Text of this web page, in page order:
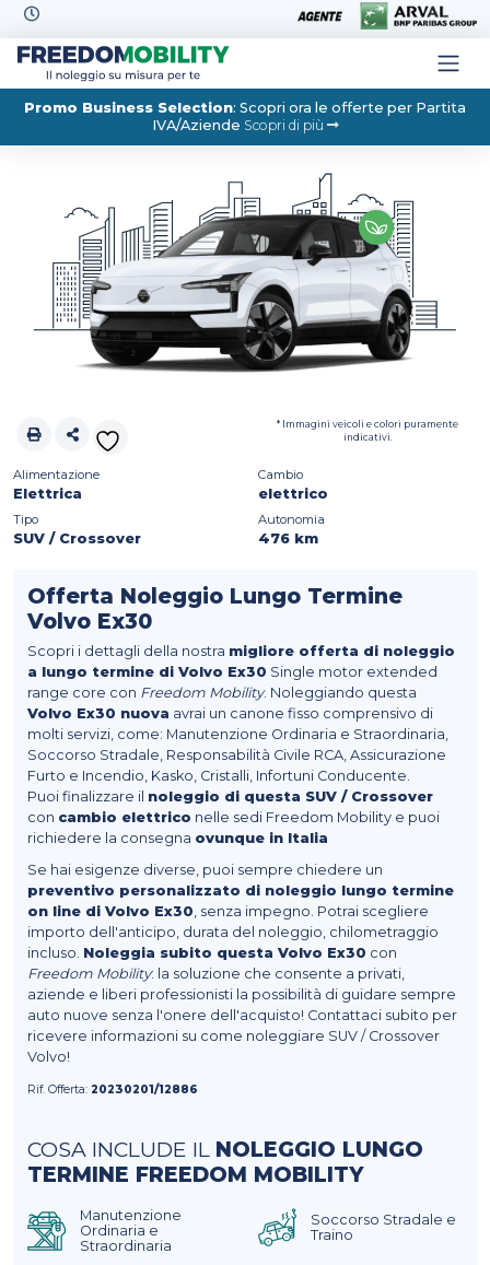
Skip to content
Promo Business Selection: Scopri ora le offerte per Partita
IVA/Aziende Scopri di più
* Immagini veicoli e colori puramente
indicativi.
Alimentazione
Elettrica
Cambio
elettrico
Tipo
SUV / Crossover
Autonomia
476 km
Offerta Noleggio Lungo Termine
Volvo Ex30
Scopri i dettagli della nostra migliore offerta di noleggio
a lungo termine di Volvo Ex30 Single motor extended
range core con Freedom Mobility. Noleggiando questa
Volvo Ex30 nuova avrai un canone fisso comprensivo di
molti servizi, come: Manutenzione Ordinaria e Straordinaria,
Soccorso Stradale, Responsabilità Civile RCA, Assicurazione
Furto e Incendio, Kasko, Cristalli, Infortuni Conducente.
Puoi finalizzare il noleggio di questa SUV / Crossover
con cambio elettrico nelle sedi Freedom Mobility e puoi
richiedere la consegna ovunque in Italia
Se hai esigenze diverse, puoi sempre chiedere un
preventivo personalizzato di noleggio lungo termine
on line di Volvo Ex30, senza impegno. Potrai scegliere
importo dell'anticipo, durata del noleggio, chilometraggio
incluso. Noleggia subito questa Volvo Ex30 con
Freedom Mobility: la soluzione che consente a privati,
aziende e liberi professionisti la possibilità di guidare sempre
auto nuove senza l'onere dell'acquisto! Contattaci subito per
ricevere informazioni su come noleggiare SUV / Crossover
Volvo!
Rif. Offerta: 20230201/12886
COSA INCLUDE IL NOLEGGIO LUNGO
TERMINE FREEDOM MOBILITY
Manutenzione
Ordinaria e
Straordinaria
Soccorso Stradale e
Traino